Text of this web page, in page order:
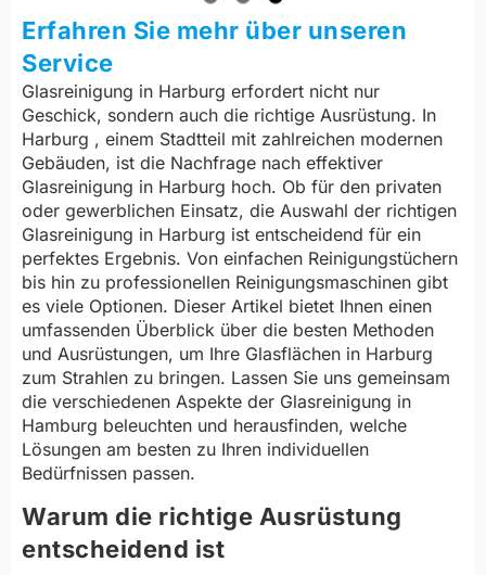
Erfahren Sie mehr über unseren
Service
Glasreinigung in Harburg erfordert nicht nur
Geschick, sondern auch die richtige Ausrüstung. In
Harburg , einem Stadtteil mit zahlreichen modernen
Gebäuden, ist die Nachfrage nach effektiver
Glasreinigung in Harburg hoch. Ob für den privaten
oder gewerblichen Einsatz, die Auswahl der richtigen
Glasreinigung in Harburg ist entscheidend für ein
perfektes Ergebnis. Von einfachen Reinigungstüchern
bis hin zu professionellen Reinigungsmaschinen gibt
es viele Optionen. Dieser Artikel bietet Ihnen einen
umfassenden Überblick über die besten Methoden
und Ausrüstungen, um Ihre Glasflächen in Harburg
zum Strahlen zu bringen. Lassen Sie uns gemeinsam
die verschiedenen Aspekte der Glasreinigung in
Hamburg beleuchten und herausfinden, welche
Lösungen am besten zu Ihren individuellen
Bedürfnissen passen.
Warum die richtige Ausrüstung
entscheidend ist